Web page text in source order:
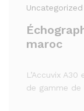
Uncategorized
maroc
L’Accuvix
de gamme de